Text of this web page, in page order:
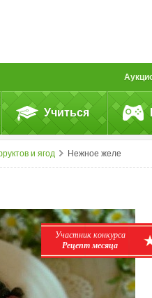
Учиться
и ягод Нежное желе
Участник конкурса
Рецепт месяца